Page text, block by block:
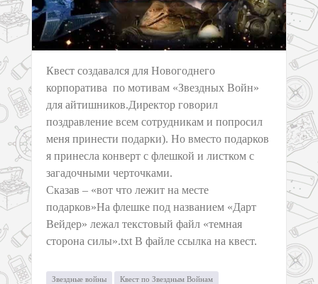
Квест создавался для Новогоднего
корпоратива по мотивам «Звездных Войн»
для айтишников.Директор говорил
поздравление всем сотрудникам и попросил
меня принести подарки). Но вместо подарков
я принесла конверт с флешкой и листком с
загадочными черточками.
Сказав – «вот что лежит на месте
подарков»На флешке под названием «Дарт
Вейдер» лежал текстовый файл «темная
сторона силы».txt В файле ссылка на квест.
Звездные войны Квест по Звездным Войнам